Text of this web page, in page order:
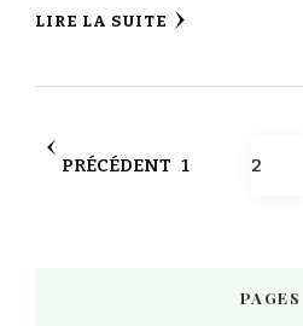
LIRE LA SUITE
Pagination
PRÉCÉDENT PAGE
1 PAGE
2
PAGES